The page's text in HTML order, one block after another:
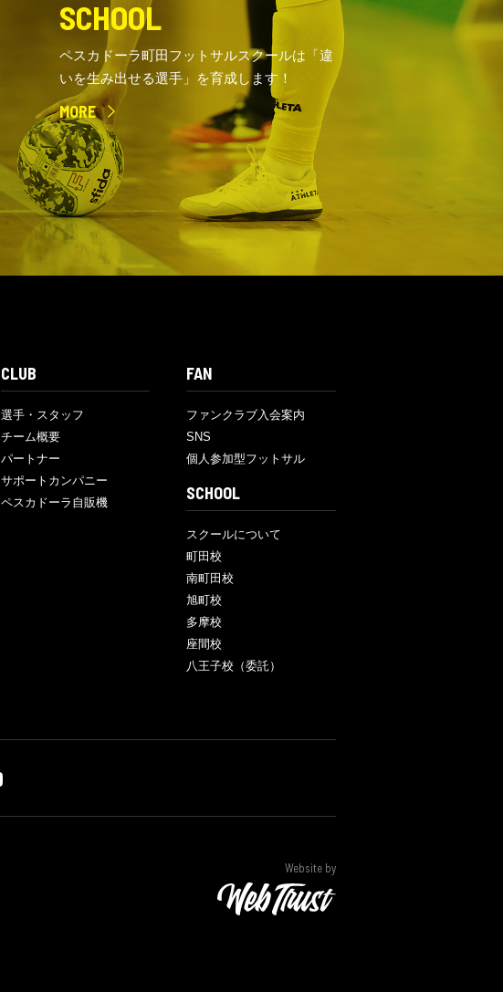
SCHOOL
ペスカドーラ町田フットサルスクールは「違
いを生み出せる選手」を育成します！
MORE
CLUB
選手・スタッフ
チーム概要
パートナー
サポートカンパニー
ペスカドーラ自販機
FAN
ファンクラブ入会案内
SNS
個人参加型フットサル
SCHOOL
スクールについて
町田校
南町田校
旭町校
多摩校
座間校
八王子校（委託）
Website by